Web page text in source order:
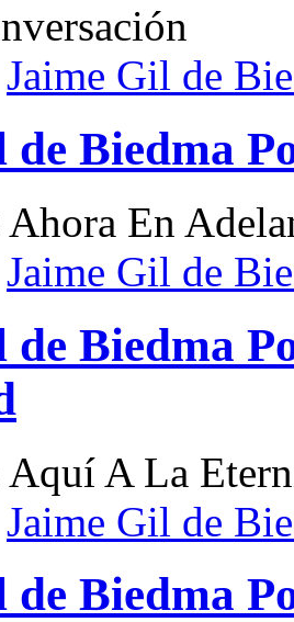
Jaime Gil de
Biedma
Ahora En
Jaime Gil de
de Biedma
Aquí A La
Jaime Gil de
Biedma